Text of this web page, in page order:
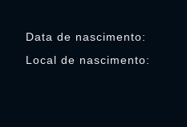
Data de nascimento:
Local de nascimento: